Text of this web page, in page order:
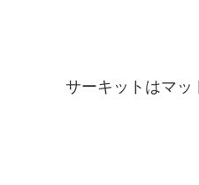
サーキットはマ